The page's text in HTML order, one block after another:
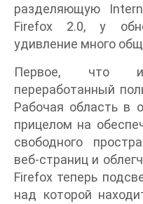
разделяющую
Firefox 2.0, у
удивление много
Первое, что
переработанный
Рабочая область в
прицелом на
свободного
веб-страниц и
Firefox теперь
над которой